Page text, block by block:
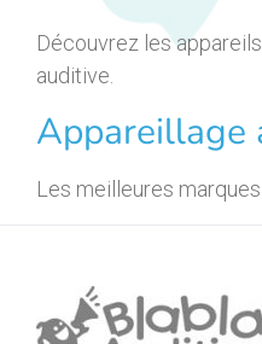
Découvrez les
auditive.
Appareillage
Les meilleures